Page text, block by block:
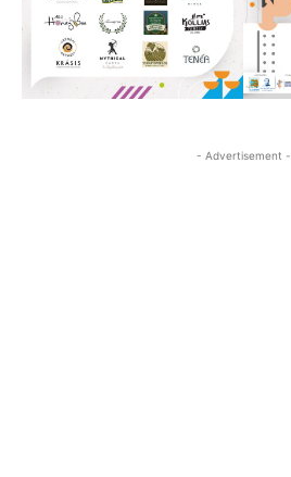
- Advertisement -